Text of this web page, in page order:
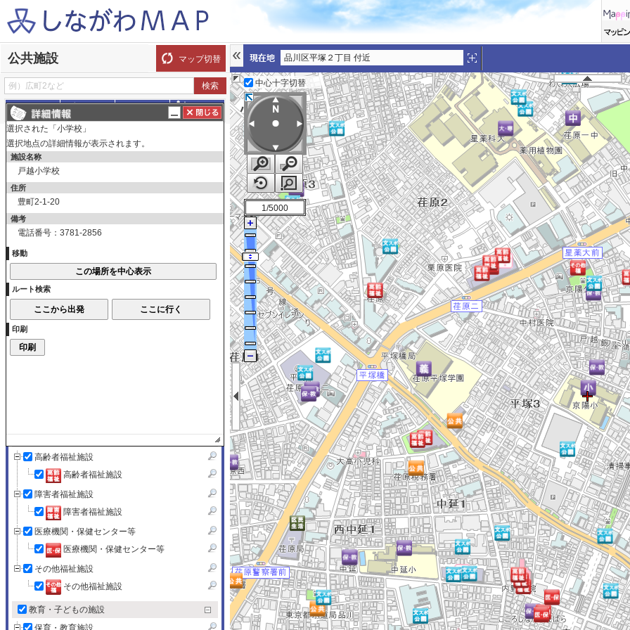
公共施設 マップ切替
探す ルート
表示切替
調べたい箇所をクリックしてください。詳細情
報が表示されます。
公共施設
会所
集会所
区民生活関連施設
区民生活関連施設
文化・スポーツ施設・公園
高齢者福祉施設
高齢者福祉施設
障害者福祉施設
障害者福祉施設
医療機関・保健センター等
医療機関・保健センター等
その他福祉施設
その他福祉施設
教育・子どもの施設
品川区平塚２丁目 付近
中心十字切替
1/5000
選択された「小学校」
選択地点の詳細情報が表示されます。
施設名称
戸越小学校
住所
豊町2-1-20
備考
電話番号：3781-2856
移動
ルート検索
印刷